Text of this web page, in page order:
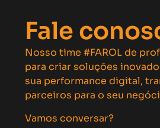
Fale
Nosso time #FAROL de
para criar soluções
sua performance digital,
parceiros para o seu
Vamos conversar?